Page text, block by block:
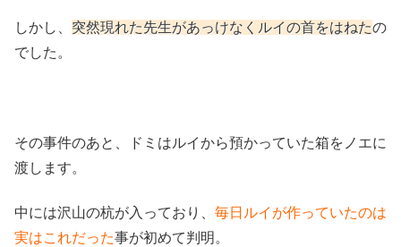
しかし、 突然現れた先生があっけなくルイの首をはねたの
でした。
その事件のあと、ドミはルイから預かっていた箱をノエに
渡します。
中には沢山の杭が入っており、 毎日ルイが作っていたのは
実はこれだった事が初めて判明。